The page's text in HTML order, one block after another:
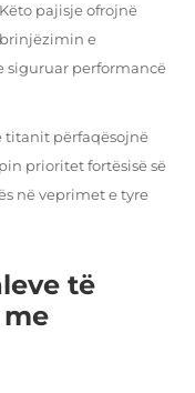
pajisje ofrojnë
e
siguruar performancë
titanit përfaqësojnë
prioritet fortësisë së
në veprimet e tyre
të